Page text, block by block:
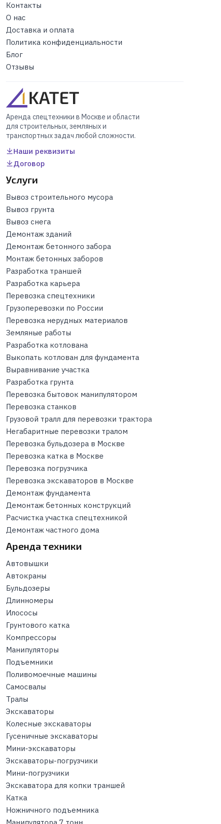
Контакты
О нас
Доставка и оплата
Политика конфиденциальности
Блог
Отзывы
Аренда спецтехники в Москве и области
для строительных, земляных и
транспортных задач любой сложности.
Наши реквизиты
Договор
Услуги
Вывоз строительного мусора
Вывоз грунта
Вывоз снега
Демонтаж зданий
Демонтаж бетонного забора
Монтаж бетонных заборов
Разработка траншей
Разработка карьера
Перевозка спецтехники
Грузоперевозки по России
Перевозка нерудных материалов
Земляные работы
Разработка котлована
Выкопать котлован для фундамента
Выравнивание участка
Разработка грунта
Перевозка бытовок манипулятором
Перевозка станков
Грузовой тралл для перевозки трактора
Негабаритные перевозки тралом
Перевозка бульдозера в Москве
Перевозка катка в Москве
Перевозка погрузчика
Перевозка экскаваторов в Москве
Демонтаж фундамента
Демонтаж бетонных конструкций
Расчистка участка спецтехникой
Демонтаж частного дома
Аренда техники
Автовышки
Автокраны
Бульдозеры
Длинномеры
Илососы
Грунтового катка
Компрессоры
Манипуляторы
Подъемники
Поливомоечные машины
Самосвалы
Тралы
Экскаваторы
Колесные экскаваторы
Гусеничные экскаваторы
Мини-экскаваторы
Экскаваторы-погрузчики
Мини-погрузчики
Экскаватора для копки траншей
Катка
Ножничного подъемника